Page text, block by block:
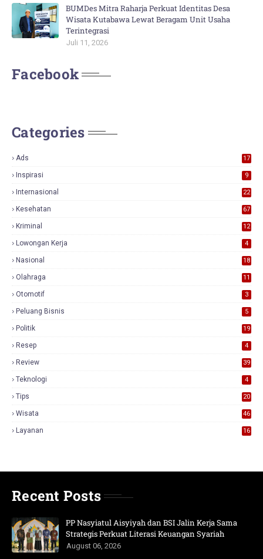
BUMDes Mitra Raharja Perkuat Identitas Desa
Wisata Kutabawa Lewat Beragam Unit Usaha
Terintegrasi
Juli 11, 2026
Facebook
Categories
Ads
17
Inspirasi 9
Internasional 22
Kesehatan 67
Kriminal 12
Lowongan Kerja 4
Nasional
18
Olahraga 11
Otomotif 3
Peluang Bisnis 5
Politik 19
Resep 4
Review
39
Teknologi 4
Tips 20
Wisata 46
Layanan 16
Recent Posts
PP Nasyiatul Aisyiyah dan BSI Jalin Kerja Sama
Strategis Perkuat Literasi Keuangan Syariah
August 06, 2026